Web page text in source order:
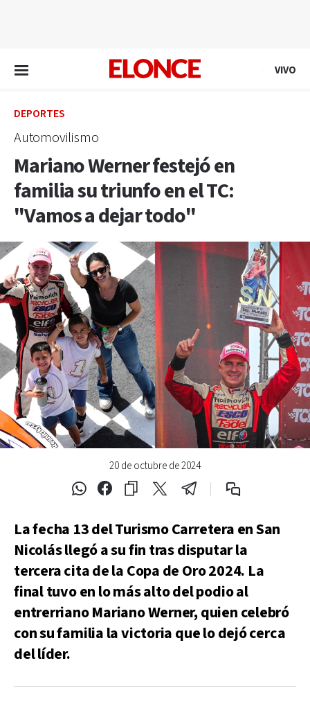
VIVO
DEPORTES
Automovilismo
Mariano Werner festejó en
familia su triunfo en el TC:
"Vamos a dejar todo"
20 de octubre de 2024
La fecha 13 del Turismo Carretera en San
Nicolás llegó a su fin tras disputar la
tercera cita de la Copa de Oro 2024. La
final tuvo en lo más alto del podio al
entrerriano Mariano Werner, quien celebró
con su familia la victoria que lo dejó cerca
del líder.